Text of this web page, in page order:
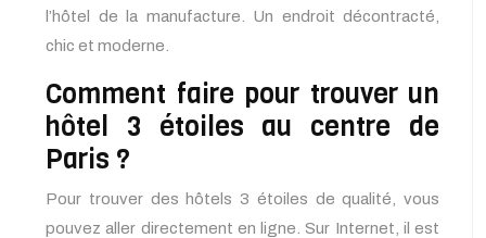
l’hôtel de la manufacture. Un endroit décontracté,
chic et moderne.
Comment faire pour trouver un
hôtel 3 étoiles au centre de
Paris ?
Pour trouver des hôtels 3 étoiles de qualité, vous
pouvez aller directement en ligne. Sur Internet, il est